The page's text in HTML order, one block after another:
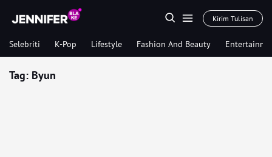
Kirim Tulisan
Selebriti K-Pop Lifestyle Fashion And Beauty
Tag: Byun